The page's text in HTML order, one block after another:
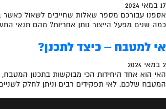
17 במאי 2024
אספנו עבורכם מספר שאלות שחייבים לשאול
כמה שנים מפעל הייצור נותן אחריות? מהם תנאי
אי למטבח – כיצד לתכנן?
2 במאי 2024
האי הוא אחד היחידות הכי מבוקשות בתכנון
המטבח שלכם. לאי תפקידים רבים וניתן לחלק